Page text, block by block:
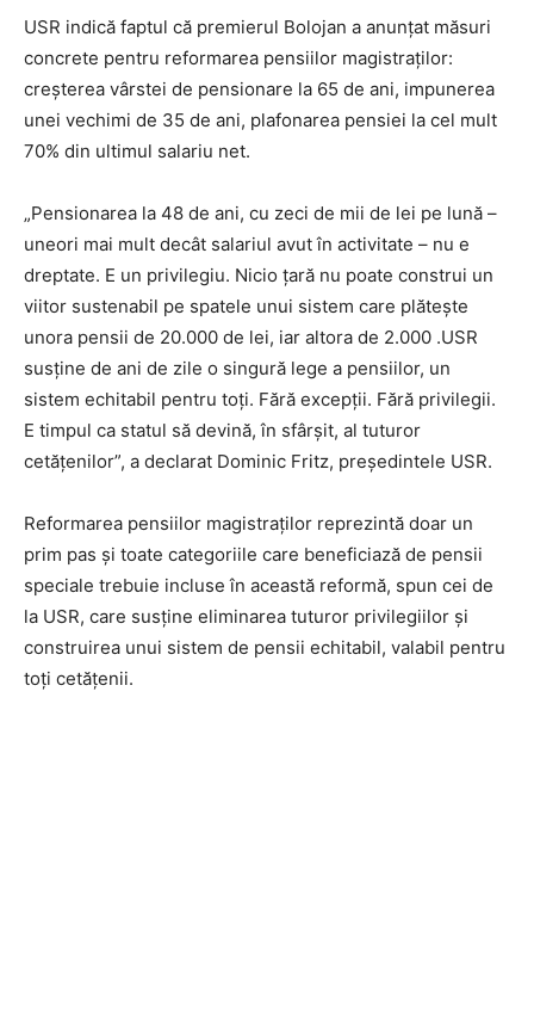
USR indică faptul că premierul Bolojan a anunțat măsuri
concrete pentru reformarea pensiilor magistraților:
creșterea vârstei de pensionare la 65 de ani, impunerea
unei vechimi de 35 de ani, plafonarea pensiei la cel mult
70% din ultimul salariu net.
„Pensionarea la 48 de ani, cu zeci de mii de lei pe lună –
uneori mai mult decât salariul avut în activitate – nu e
dreptate. E un privilegiu. Nicio țară nu poate construi un
viitor sustenabil pe spatele unui sistem care plătește
unora pensii de 20.000 de lei, iar altora de 2.000 .USR
susține de ani de zile o singură lege a pensiilor, un
sistem echitabil pentru toți. Fără excepții. Fără privilegii.
E timpul ca statul să devină, în sfârșit, al tuturor
cetățenilor”, a declarat Dominic Fritz, președintele USR.
Reformarea pensiilor magistraților reprezintă doar un
prim pas și toate categoriile care beneficiază de pensii
speciale trebuie incluse în această reformă, spun cei de
la USR, care susține eliminarea tuturor privilegiilor și
construirea unui sistem de pensii echitabil, valabil pentru
toți cetățenii.